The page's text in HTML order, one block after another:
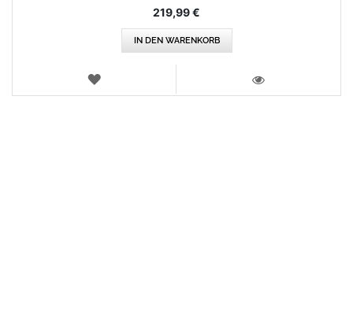
219,99 €
IN DEN WARENKORB
WUNSCHLISTE